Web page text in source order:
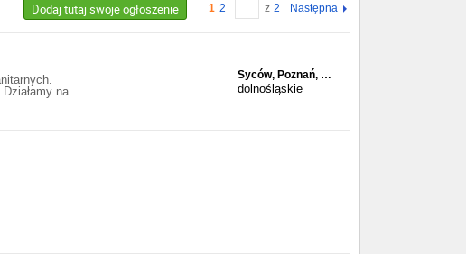
Dodaj tutaj swoje ogłoszenie 1 2 z 2 Następna
na
Syców, Poznań, …
dolnośląskie